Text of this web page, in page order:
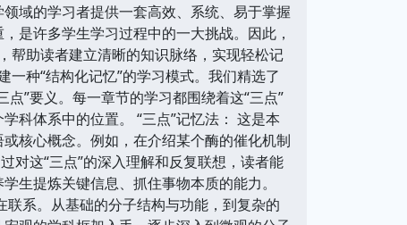
域的学习者提供一套高效、系统、易于掌握
是许多学生学习过程中的一大挑战。因此，
帮助读者建立清晰的知识脉络，实现轻松记
种“结构化记忆”的学习模式。我们精选了
”要义。每一章节的学习都围绕着这“三点”
科体系中的位置。 “三点”记忆法： 这是本
核心概念。例如，在介绍某个酶的催化机制
对这“三点”的深入理解和反复联想，读者能
生提炼关键信息、抓住事物本质的能力。
系。从基础的分子结构与功能，到复杂的